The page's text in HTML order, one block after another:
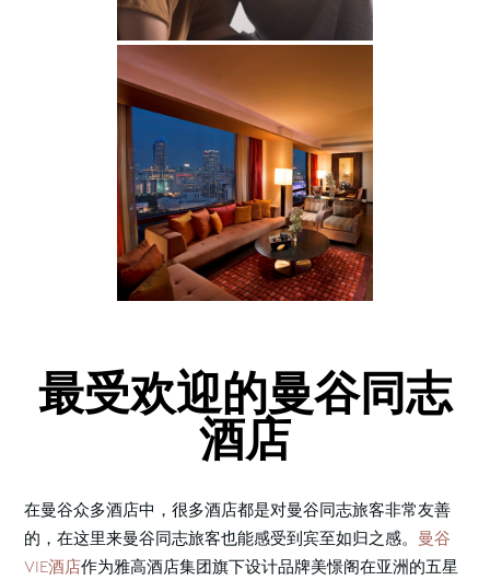
最受欢迎的曼谷同志
酒店
在曼谷众多酒店中，很多酒店都是对曼谷同志旅客非常友善
的，在这里来曼谷同志旅客也能感受到宾至如归之感。曼谷
VIE酒店作为雅高酒店集团旗下设计品牌美憬阁在亚洲的五星